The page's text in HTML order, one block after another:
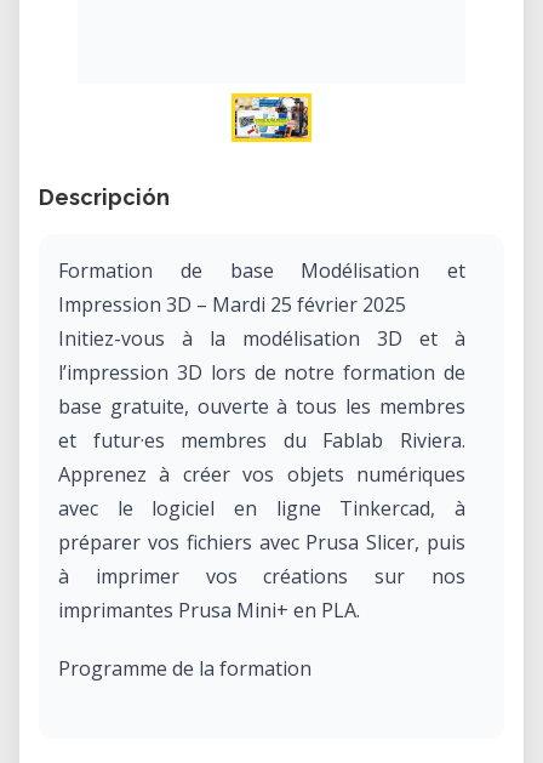
Descripción
Formation de base Modélisation et
Impression 3D – Mardi 25 février 2025
Initiez-vous à la modélisation 3D et à
l’impression 3D lors de notre formation de
base gratuite, ouverte à tous les membres
et futur·es membres du Fablab Riviera.
Apprenez à créer vos objets numériques
avec le logiciel en ligne Tinkercad, à
préparer vos fichiers avec Prusa Slicer, puis
à imprimer vos créations sur nos
imprimantes Prusa Mini+ en PLA.
Programme de la formation